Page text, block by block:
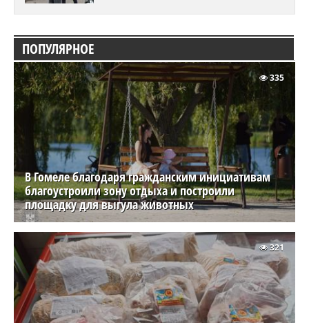
ПОПУЛЯРНОЕ
В Гомеле благодаря гражданским инициативам
благоустроили зону отдыха и построили
площадку для выгула животных
335
321